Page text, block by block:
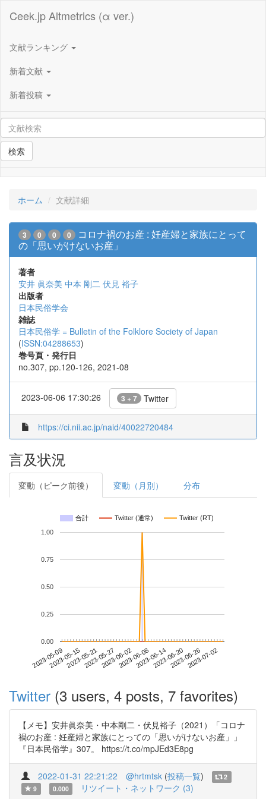
Ceek.jp Altmetrics (α ver.)
文献ランキング
新着文献
新着投稿
検索
ホーム 文献詳細
3 0 0 0
コロナ禍のお産 : 妊産婦と家族にとって
の「思いがけないお産」
著者
安井 眞奈美 中本 剛二 伏見 裕子
出版者
日本民俗学会
雑誌
日本民俗学 = Bulletin of the Folklore Society of Japan
(ISSN:04288653)
巻号頁・発行日
no.307, pp.120-126, 2021-08
2023-06-06 17:30:26 3 + 7 Twitter
https://ci.nii.ac.jp/naid/40022720484
言及状況
変動（ピーク前後） 変動（月別） 分布
合計 Twitter (通常) Twitter (RT)
2023-05-092023-05-152023-05-212023-05-272023-06-022023-06-082023-06-142023-06-202023-06-262023-07-02
0.00
0.25
0.50
0.75
1.00
Twitter (3 users, 4 posts, 7 favorites)
【メモ】安井眞奈美・中本剛二・伏見裕子（2021）「コロナ
禍のお産 : 妊産婦と家族にとっての「思いがけないお産」」
『日本民俗学』307。 https://t.co/mpJEd3E8pg
2022-01-31 22:21:22 @hrtmtsk (投稿一覧)
2
9
0.000 リツイート・ネットワーク (3)